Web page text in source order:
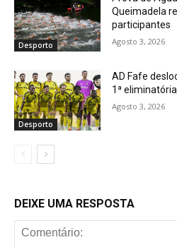
Desporto
Queimadela
participantes
Agosto 3, 2026
Desporto
AD Fafe
1ª
Agosto 3, 2026
DEIXE UMA RESPOSTA